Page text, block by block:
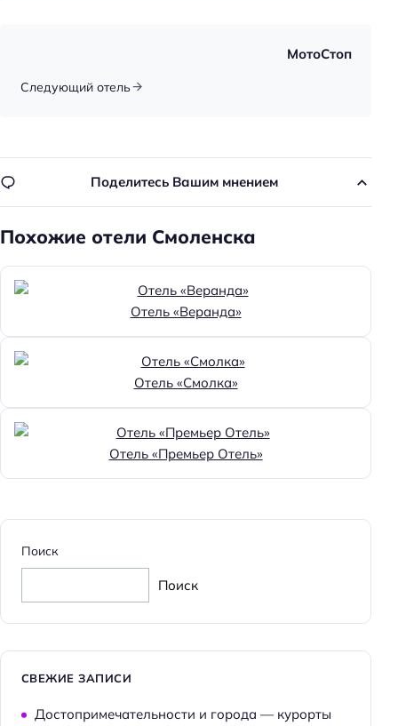
МотоСтоп
Следующий отель
Поделитесь Вашим мнением
Похожие отели Смоленска
Отель «Веранда»
Отель «Смолка»
Отель «Премьер Отель»
Поиск
Поиск
СВЕЖИЕ ЗАПИСИ
Достопримечательности и города — курорты